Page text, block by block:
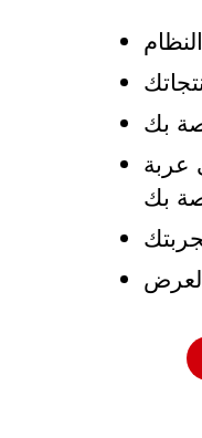
بك
عربة
بك